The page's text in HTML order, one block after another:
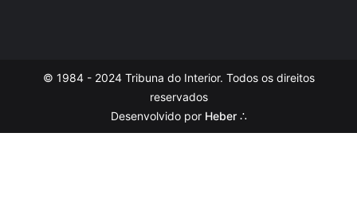
© 1984 - 2024 Tribuna do Interior. Todos os direitos
reservados
Desenvolvido por Heber ∴